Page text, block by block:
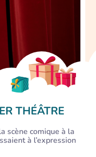
THÉÂTRE
scène comique à la
à l’expression